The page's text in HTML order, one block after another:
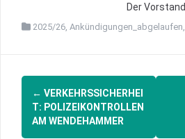
Der Vorstand
2025/26 Ankündigungen_abgelaufen
Post
navigation
← VERKEHRSSICHERHEI
T: POLIZEIKONTROLLEN
AM WENDEHAMMER